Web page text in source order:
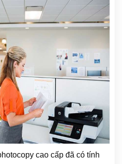
cao cấp đã có tính